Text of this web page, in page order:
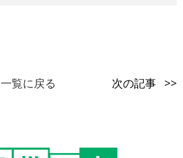
一覧に戻る 次の記事 >>